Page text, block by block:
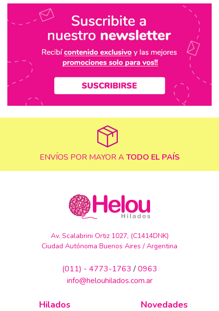
ENVÍOS POR MAYOR A TODO EL PAÍS
Av. Scalabrini Ortiz 1027, (C1414DNK)
Ciudad Autónoma Buenos Aires / Argentina
(011) - 4773-1763 /0963
info@helouhilados.com.ar
Hilados
Novedades